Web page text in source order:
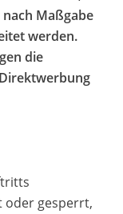
Maßgabe
werden.
die
oder gesperrt,